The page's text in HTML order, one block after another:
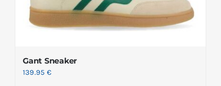
Gant Sneaker
139.95 €